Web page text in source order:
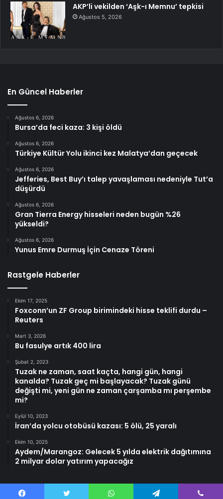
AKP’li vekilden ‘Aşk-ı Memnu’ tepkisi
Ağustos 5, 2026
En Güncel Haberler
Ağustos 6, 2026
Bursa’da feci kaza: 3 kişi öldü
Ağustos 6, 2026
Türkiye Kültür Yolu ikinci kez Malatya’dan geçecek
Ağustos 6, 2026
Jefferies, Best Buy’ı talep yavaşlaması nedeniyle Tut’a
düşürdü
Ağustos 6, 2026
Gran Tierra Energy hisseleri neden bugün %26
yükseldi?
Ağustos 6, 2026
Yunus Emre Durmuş İçin Cenaze Töreni
Rastgele Haberler
Ekim 17, 2025
Foxconn’un ZF Group birimindeki hisse teklifi durdu –
Reuters
Mart 3, 2026
Bu fasulye artık 400 lira
Şubat 2, 2023
Tuzak ne zaman, saat kaçta, hangi gün, hangi
kanalda? Tuzak geç mi başlayacak? Tuzak günü
değişti mi, yeni gün ne zaman çarşamba mı perşembe
mi?
Eylül 10, 2023
İran’da yolcu otobüsü kazası: 5 ölü, 25 yaralı
Ekim 10, 2025
Aydem/Marangoz: Gelecek 5 yılda elektrik dağıtımına
2 milyar dolar yatırım yapacağız